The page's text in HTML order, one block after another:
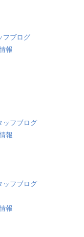
フブログ
報
ッフブログ
報
ッフブログ
報